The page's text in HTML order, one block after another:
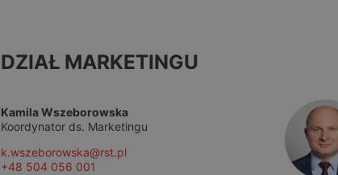
DZIAŁ MARKETINGU
Kamila Wszeborowska
Koordynator ds. Marketingu
k.wszeborowska@rst.pl
+48 504 056 001